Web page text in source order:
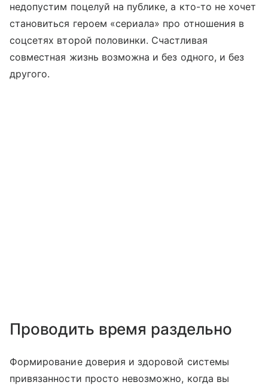
недопустим поцелуй на публике, а кто-то не хочет
становиться героем «сериала» про отношения в
соцсетях второй половинки. Счастливая
совместная жизнь возможна и без одного, и без
другого.
Проводить время раздельно
Формирование доверия и здоровой системы
привязанности просто невозможно, когда вы